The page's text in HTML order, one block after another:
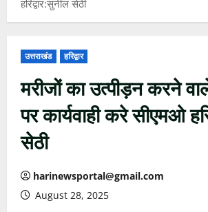
हरिद्वार:सुनील सेठी
उत्तराखंड हरिद्वार
मरीजों का उत्पीड़न करने
पर कार्यवाही करे सीएमओ
सेठी
harinewsportal@gmail.com
August 28, 2025